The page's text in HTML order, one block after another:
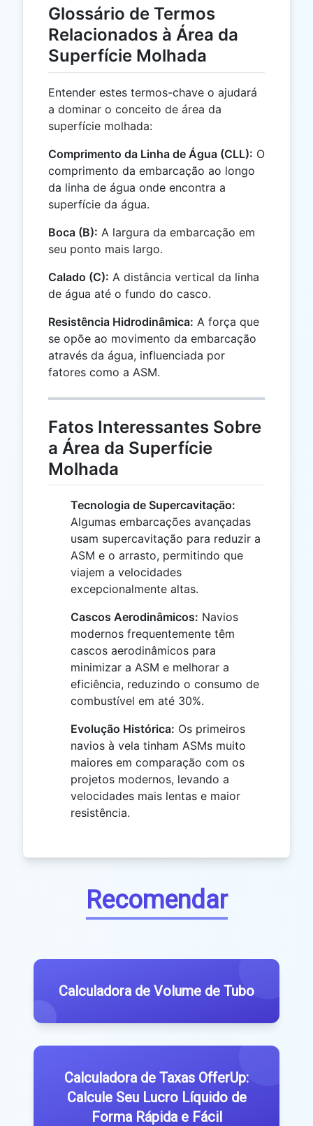
Glossário de Termos
Relacionados à Área da
Superfície Molhada
Entender estes termos-chave o ajudará
a dominar o conceito de área da
superfície molhada:
Comprimento da Linha de Água (CLL): O
comprimento da embarcação ao longo
da linha de água onde encontra a
superfície da água.
Boca (B): A largura da embarcação em
seu ponto mais largo.
Calado (C): A distância vertical da linha
de água até o fundo do casco.
Resistência Hidrodinâmica: A força que
se opõe ao movimento da embarcação
através da água, influenciada por
fatores como a ASM.
Fatos Interessantes Sobre
a Área da Superfície
Molhada
Tecnologia de Supercavitação:
Algumas embarcações avançadas
usam supercavitação para reduzir a
ASM e o arrasto, permitindo que
viajem a velocidades
excepcionalmente altas.
Cascos Aerodinâmicos: Navios
modernos frequentemente têm
cascos aerodinâmicos para
minimizar a ASM e melhorar a
eficiência, reduzindo o consumo de
combustível em até 30%.
Evolução Histórica: Os primeiros
navios à vela tinham ASMs muito
maiores em comparação com os
projetos modernos, levando a
velocidades mais lentas e maior
resistência.
Recomendar
Calculadora de Volume de Tubo
Calculadora de Taxas OfferUp:
Calcule Seu Lucro Líquido de
Forma Rápida e Fácil